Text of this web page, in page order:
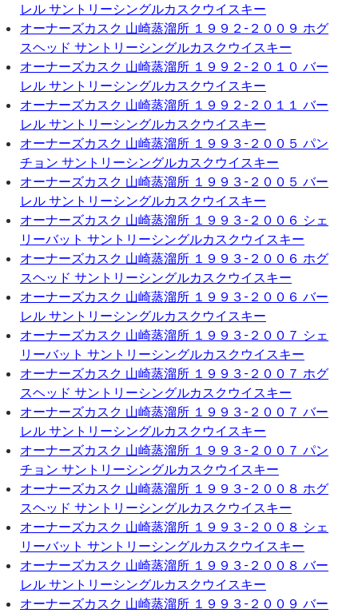
レル サントリーシングルカスクウイスキー
オーナーズカスク 山崎蒸溜所 １９９２-２００９ ホグ
スヘッド サントリーシングルカスクウイスキー
オーナーズカスク 山崎蒸溜所 １９９２-２０１０ バー
レル サントリーシングルカスクウイスキー
オーナーズカスク 山崎蒸溜所 １９９２-２０１１ バー
レル サントリーシングルカスクウイスキー
オーナーズカスク 山崎蒸溜所 １９９３-２００５ パン
チョン サントリーシングルカスクウイスキー
オーナーズカスク 山崎蒸溜所 １９９３-２００５ バー
レル サントリーシングルカスクウイスキー
オーナーズカスク 山崎蒸溜所 １９９３-２００６ シェ
リーバット サントリーシングルカスクウイスキー
オーナーズカスク 山崎蒸溜所 １９９３-２００６ ホグ
スヘッド サントリーシングルカスクウイスキー
オーナーズカスク 山崎蒸溜所 １９９３-２００６ バー
レル サントリーシングルカスクウイスキー
オーナーズカスク 山崎蒸溜所 １９９３-２００７ シェ
リーバット サントリーシングルカスクウイスキー
オーナーズカスク 山崎蒸溜所 １９９３-２００７ ホグ
スヘッド サントリーシングルカスクウイスキー
オーナーズカスク 山崎蒸溜所 １９９３-２００７ バー
レル サントリーシングルカスクウイスキー
オーナーズカスク 山崎蒸溜所 １９９３-２００７ パン
チョン サントリーシングルカスクウイスキー
オーナーズカスク 山崎蒸溜所 １９９３-２００８ ホグ
スヘッド サントリーシングルカスクウイスキー
オーナーズカスク 山崎蒸溜所 １９９３-２００８ シェ
リーバット サントリーシングルカスクウイスキー
オーナーズカスク 山崎蒸溜所 １９９３-２００８ バー
レル サントリーシングルカスクウイスキー
オーナーズカスク 山崎蒸溜所 １９９３-２００９ バー